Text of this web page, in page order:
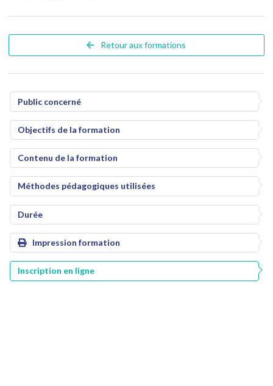
Retour aux formations
Public concerné
Objectifs de la formation
Contenu de la formation
Méthodes pédagogiques utilisées
Durée
Impression formation
Inscription en ligne